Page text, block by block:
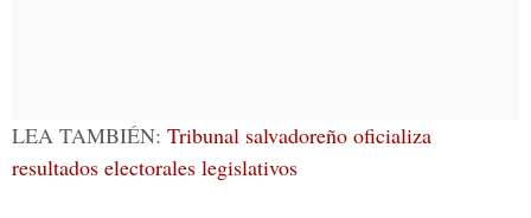
LEA TAMBIÉN: Tribunal salvadoreño oficializa
resultados electorales legislativos